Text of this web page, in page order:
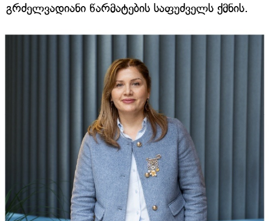
გრძელვადიანი წარმატების საფუძველს ქმნის.